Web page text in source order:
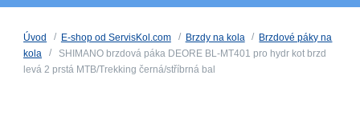
Úvod E-shop od ServisKol.com Brzdy na kola
Brzdové páky na
kola
SHIMANO brzdová páka DEORE BL-MT401 pro hydr kot brzd
levá 2 prstá MTB/Trekking černá/stříbrná bal